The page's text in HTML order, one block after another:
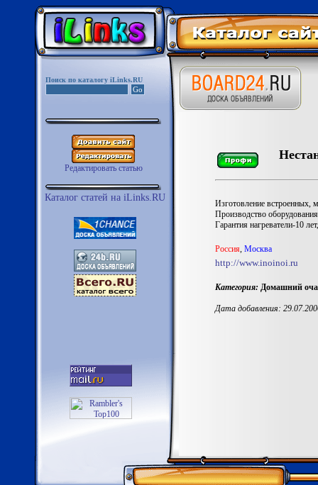
Поиск по каталогу iLinks.RU
Редактировать статью
Каталог статей на iLinks.RU
Изготовление встроенных,
Производство
Гарантия нагреватели-10
Россия, Москва
http://www.inoinoi.ru
Категория: Домашний
Дата добавления: